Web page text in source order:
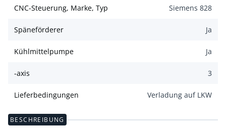
CNC-Steuerung, Marke, Typ Siemens 828
Späneförderer Ja
Kühlmittelpumpe Ja
-axis 3
Lieferbedingungen Verladung auf LKW
BESCHREIBUNG